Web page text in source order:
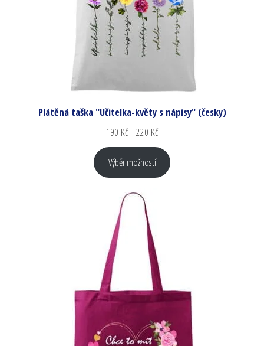
Plátěná taška "Učitelka-květy s nápisy" (česky)
190 Kč–220 Kč
Výběr možností